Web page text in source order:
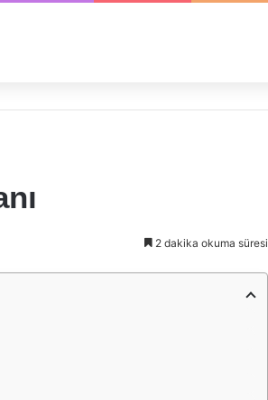
2 dakika okuma süresi